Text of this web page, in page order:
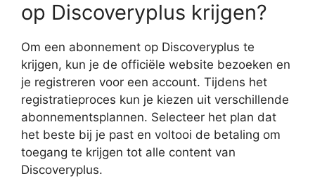
op Discoveryplus krijgen?
Om een abonnement op Discoveryplus te
krijgen, kun je de officiële website bezoeken en
je registreren voor een account. Tijdens het
registratieproces kun je kiezen uit verschillende
abonnementsplannen. Selecteer het plan dat
het beste bij je past en voltooi de betaling om
toegang te krijgen tot alle content van
Discoveryplus.